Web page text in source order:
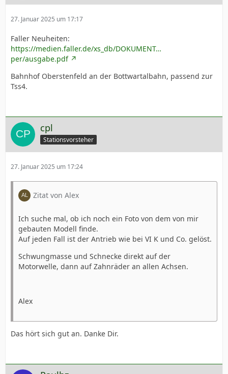
27. Januar 2025 um 17:17
Faller Neuheiten:
https://medien.faller.de/xs_db/DOKUMENT…
per/ausgabe.pdf
Bahnhof Oberstenfeld an der Bottwartalbahn, passend zur
Tss4.
cpl
Stationsvorsteher
27. Januar 2025 um 17:24
Zitat von Alex
Ich suche mal, ob ich noch ein Foto von dem von mir
gebauten Modell finde.
Auf jeden Fall ist der Antrieb wie bei VI K und Co. gelöst.
Schwungmasse und Schnecke direkt auf der
Motorwelle, dann auf Zahnräder an allen Achsen.
Alex
Das hört sich gut an. Danke Dir.